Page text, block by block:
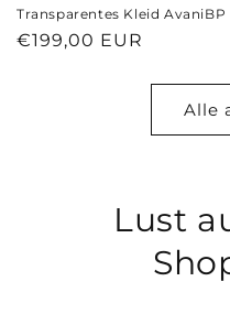
Transparentes Kleid AvaniBP
Normaler
€199,00 EUR
Alle
Lust